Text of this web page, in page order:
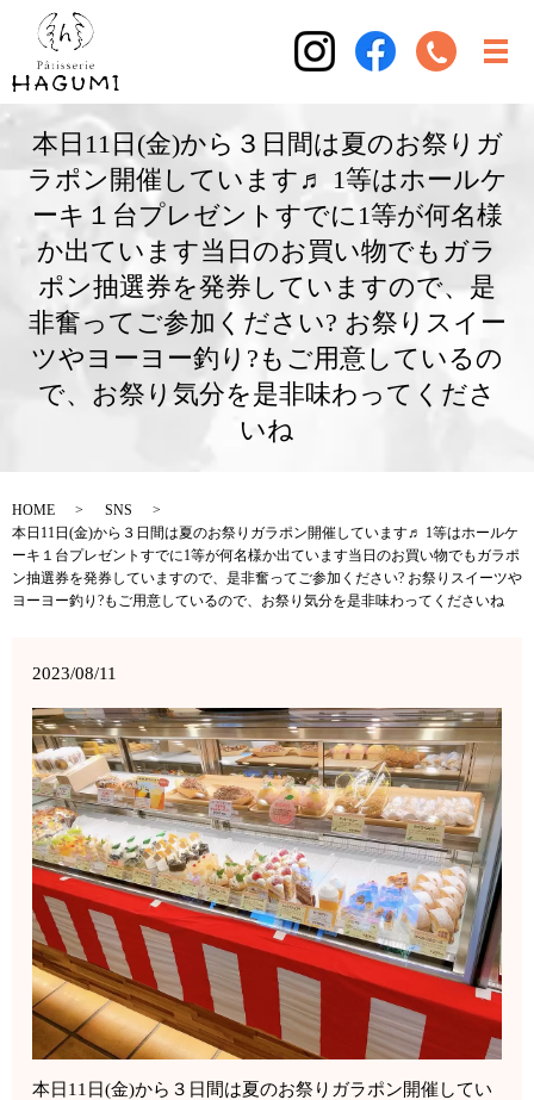
本日11日(金)から３日間は夏のお祭りガ
ラポン開催しています♬ 1等はホールケ
ーキ１台プレゼントすでに1等が何名様
か出ています当日のお買い物でもガラ
ポン抽選券を発券していますので、是
非奮ってご参加ください? お祭りスイー
ツやヨーヨー釣り?もご用意しているの
で、お祭り気分を是非味わってくださ
いね
HOME
SNS
本日11日(金)から３日間は夏のお祭りガラポン開催しています♬ 1等はホールケ
ーキ１台プレゼントすでに1等が何名様か出ています当日のお買い物でもガラポ
ン抽選券を発券していますので、是非奮ってご参加ください? お祭りスイーツや
ヨーヨー釣り?もご用意しているので、お祭り気分を是非味わってくださいね
2023/08/11
本日11日(金)から３日間は夏のお祭りガラポン開催してい